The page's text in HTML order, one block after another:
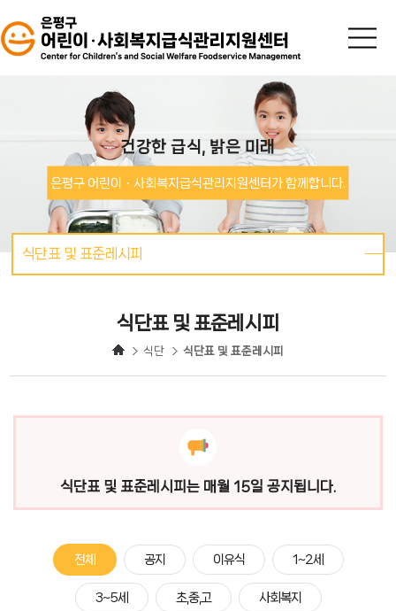
건강한 급식, 밝은 미래
은평구 어린이ㆍ사회복지급식관리지원센터가 함께합니다.
식단표 및 표준레시피
식단표 및 표준레시피
식단 식단표 및 표준레시피
식단표 및 표준레시피는 매월 15일 공지됩니다.
전체 공지 이유식 1~2세
3~5세 초,중,고 사회복지